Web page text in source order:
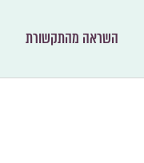
השראה מהתקשורת